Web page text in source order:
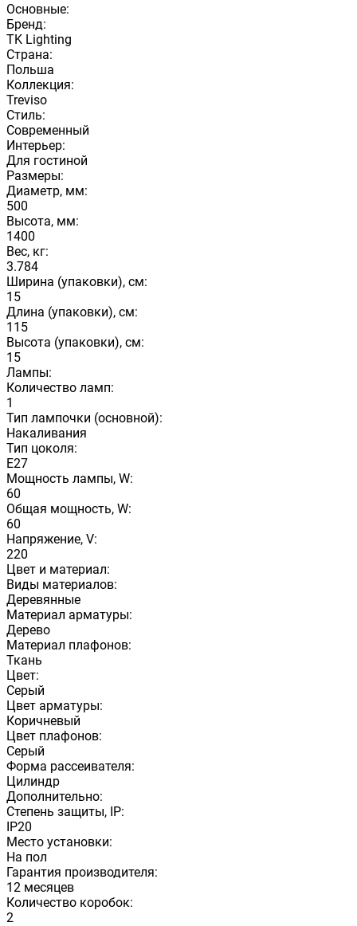
Основные:
Бренд:
TK Lighting
Страна:
Польша
Коллекция:
Treviso
Стиль:
Современный
Интерьер:
Для гостиной
Размеры:
Диаметр, мм:
500
Высота, мм:
1400
Вес, кг:
3.784
Ширина (упаковки), см:
15
Длина (упаковки), см:
115
Высота (упаковки), см:
15
Лампы:
Количество ламп:
1
Тип лампочки (основной):
Накаливания
Тип цоколя:
E27
Мощность лампы, W:
60
Общая мощность, W:
60
Напряжение, V:
220
Цвет и материал:
Виды материалов:
Деревянные
Материал арматуры:
Дерево
Материал плафонов:
Ткань
Цвет:
Серый
Цвет арматуры:
Коричневый
Цвет плафонов:
Серый
Форма рассеивателя:
Цилиндр
Дополнительно:
Степень защиты, IP:
IP20
Место установки:
На пол
Гарантия производителя:
12 месяцев
Количество коробок:
2